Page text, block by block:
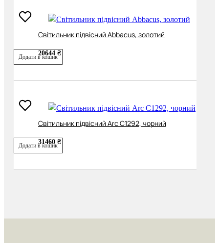
Світильник підвісний Abbacus, золотий
20644 ₴
Додати в кошик
Світильник підвісний Arc C1292, чорний
31460 ₴
Додати в кошик